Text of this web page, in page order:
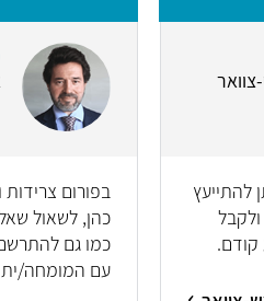
צוואר
להתייעץ
בפורום
כהן, לשאול
כמו גם להתרשם
עם המומחה/